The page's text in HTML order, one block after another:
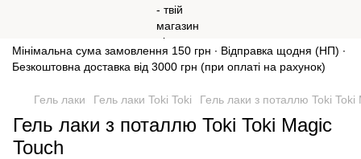
Мінімальна сума замовлення 150 грн ∙ Відправка щодня (НП) ∙
Безкоштовна доставка від 3000 грн (при оплаті на рахунок)
Гель лаки Гель лаки Toki Toki Гель лаки з поталлю Toki Toki
Гель лаки з поталлю Toki Toki Magic
Touch